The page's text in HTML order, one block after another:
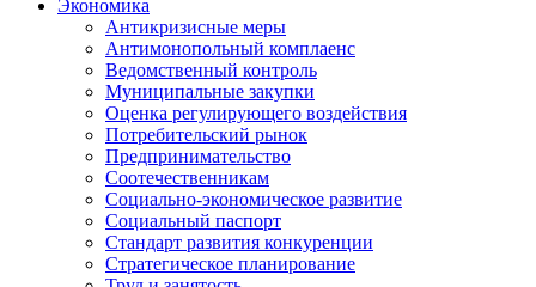
Экономика
Антикризисные меры
Антимонопольный комплаенс
Ведомственный контроль
Муниципальные закупки
Оценка регулирующего воздействия
Потребительский рынок
Предпринимательство
Соотечественникам
Социально-экономическое развитие
Социальный паспорт
Стандарт развития конкуренции
Стратегическое планирование